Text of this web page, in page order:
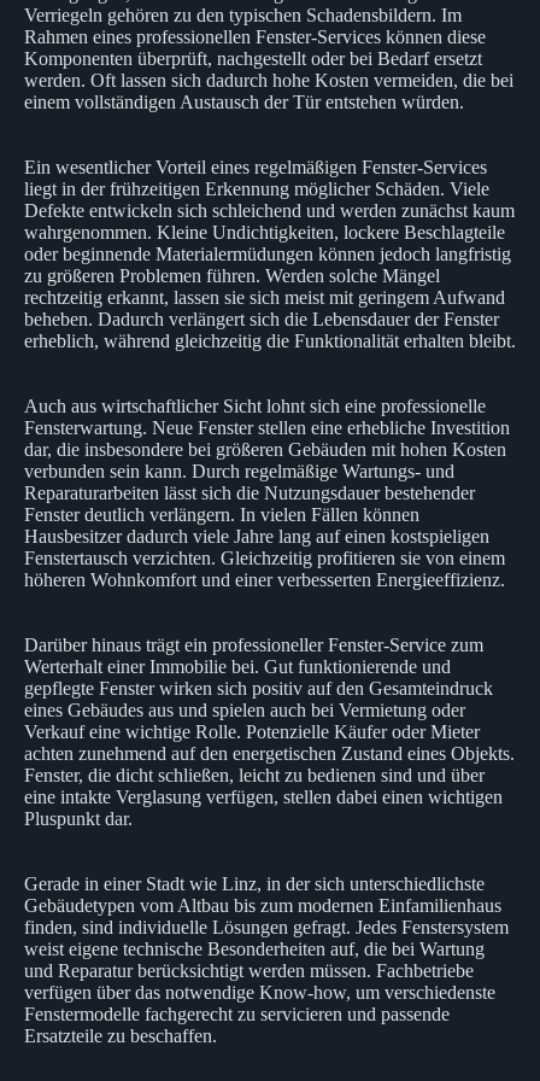
Verriegeln gehören zu den typischen Schadensbildern. Im
Rahmen eines professionellen Fenster-Services können diese
Komponenten überprüft, nachgestellt oder bei Bedarf ersetzt
werden. Oft lassen sich dadurch hohe Kosten vermeiden, die bei
einem vollständigen Austausch der Tür entstehen würden.
Ein wesentlicher Vorteil eines regelmäßigen Fenster-Services
liegt in der frühzeitigen Erkennung möglicher Schäden. Viele
Defekte entwickeln sich schleichend und werden zunächst kaum
wahrgenommen. Kleine Undichtigkeiten, lockere Beschlagteile
oder beginnende Materialermüdungen können jedoch langfristig
zu größeren Problemen führen. Werden solche Mängel
rechtzeitig erkannt, lassen sie sich meist mit geringem Aufwand
beheben. Dadurch verlängert sich die Lebensdauer der Fenster
erheblich, während gleichzeitig die Funktionalität erhalten bleibt.
Auch aus wirtschaftlicher Sicht lohnt sich eine professionelle
Fensterwartung. Neue Fenster stellen eine erhebliche Investition
dar, die insbesondere bei größeren Gebäuden mit hohen Kosten
verbunden sein kann. Durch regelmäßige Wartungs- und
Reparaturarbeiten lässt sich die Nutzungsdauer bestehender
Fenster deutlich verlängern. In vielen Fällen können
Hausbesitzer dadurch viele Jahre lang auf einen kostspieligen
Fenstertausch verzichten. Gleichzeitig profitieren sie von einem
höheren Wohnkomfort und einer verbesserten Energieeffizienz.
Darüber hinaus trägt ein professioneller Fenster-Service zum
Werterhalt einer Immobilie bei. Gut funktionierende und
gepflegte Fenster wirken sich positiv auf den Gesamteindruck
eines Gebäudes aus und spielen auch bei Vermietung oder
Verkauf eine wichtige Rolle. Potenzielle Käufer oder Mieter
achten zunehmend auf den energetischen Zustand eines Objekts.
Fenster, die dicht schließen, leicht zu bedienen sind und über
eine intakte Verglasung verfügen, stellen dabei einen wichtigen
Pluspunkt dar.
Gerade in einer Stadt wie Linz, in der sich unterschiedlichste
Gebäudetypen vom Altbau bis zum modernen Einfamilienhaus
finden, sind individuelle Lösungen gefragt. Jedes Fenstersystem
weist eigene technische Besonderheiten auf, die bei Wartung
und Reparatur berücksichtigt werden müssen. Fachbetriebe
verfügen über das notwendige Know-how, um verschiedenste
Fenstermodelle fachgerecht zu servicieren und passende
Ersatzteile zu beschaffen.